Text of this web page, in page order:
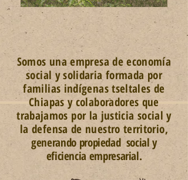
Somos una empresa de economía
social y solidaria formada por
familias indígenas tseltales de
Chiapas y colaboradores que
trabajamos por la justicia social y
la defensa de nuestro territorio,
generando propiedad social y
eficiencia empresarial.